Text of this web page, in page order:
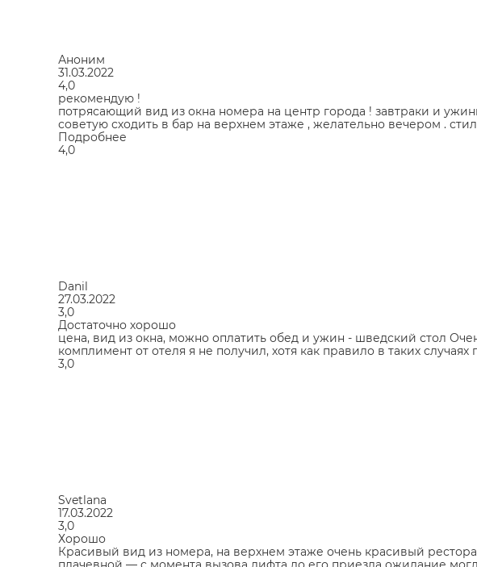
Аноним
31.03.2022
4,0
рекомендую !
потрясающий вид из окна номера на центр города ! завтраки и
советую сходить в бар на верхнем этаже , желательно вечером .
Подробнее
4,0
Danil
27.03.2022
3,0
Достаточно хорошо
цена, вид из окна, можно оплатить обед и ужин - шведский стол
комплимент от отеля я не получил, хотя как правило в таких случаях
3,0
Svetlana
17.03.2022
3,0
Хорошо
Красивый вид из номера, на верхнем этаже очень красивый